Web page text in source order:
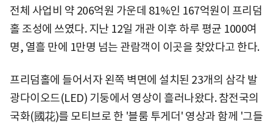
전체 사업비 약 206억원 가운데 81%인 167억원이 프리덤
홀 조성에 쓰였다. 지난 12일 개관 이후 하루 평균 1000여
명, 열흘 만에 1만명 넘는 관람객이 이곳을 찾았다고 한다.
프리덤홀에 들어서자 왼쪽 벽면에 설치된 23개의 삼각 발
광다이오드(LED) 기둥에서 영상이 흘러나왔다. 참전국의
국화(國花)를 모티브로 한 '블룸 투게더' 영상과 함께 '그들